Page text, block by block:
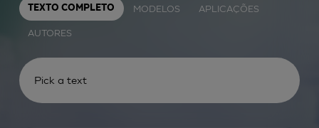
TEXTO COMPLETO MODELOS APLICAÇÕES
AUTORES